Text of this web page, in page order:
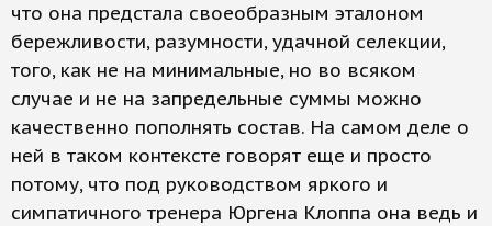
что она предстала своеобразным эталоном
бережливости, разумности, удачной селекции,
того, как не на минимальные, но во всяком
случае и не на запредельные суммы можно
качественно пополнять состав. На самом деле о
ней в таком контексте говорят еще и просто
потому, что под руководством яркого и
симпатичного тренера Юргена Клоппа она ведь и